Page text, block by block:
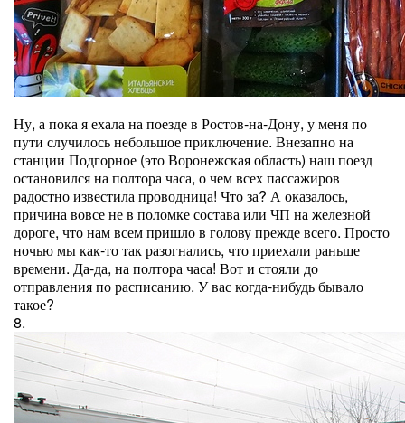
Ну, а пока я ехала на поезде в Ростов-на-Дону, у меня по
пути случилось небольшое приключение. Внезапно на
станции Подгорное (это Воронежская область) наш поезд
остановился на полтора часа, о чем всех пассажиров
радостно известила проводница! Что за? А оказалось,
причина вовсе не в поломке состава или ЧП на железной
дороге, что нам всем пришло в голову прежде всего. Просто
ночью мы как-то так разогнались, что приехали раньше
времени. Да-да, на полтора часа! Вот и стояли до
отправления по расписанию. У вас когда-нибудь бывало
такое?
8.